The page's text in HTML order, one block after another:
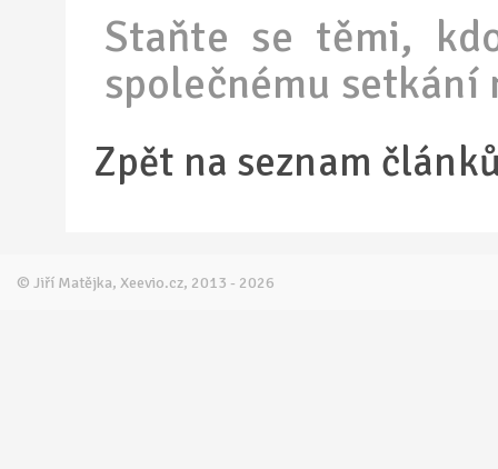
Staňte se těmi,
společnému setkání
Zpět na seznam
© Jiří Matějka, Xeevio.cz, 2013 - 2026